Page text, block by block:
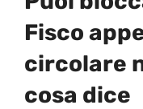
Fisco
circolare
cosa dice